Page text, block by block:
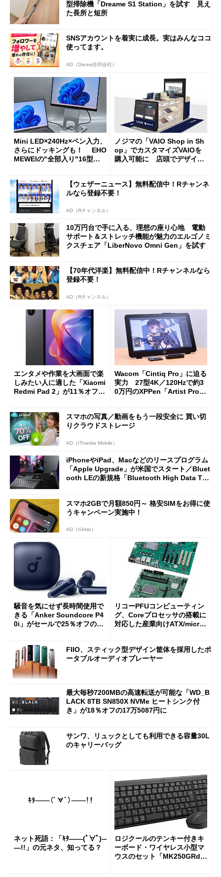
型掃除機「Dreame S1 Station」を試す 見え
た長所と短所
SNSアカウントを着実に成長。実はみんなココ
使ってます。
AD（Dreaw合同会社）
Mini LED×240Hz×ペン入力、
さらにドッキングも！ EHO
MEWEIの"全部入り"16型モ
ノジマの「VAIO Shop in Sh
op」でカスタマイズVAIOを
購入可能に 店頭でデザイン
【ウェザーニュース】無料配信中！Rチャンネ
ルなら登録不要！
AD（Rチャンネル）
10万円台で手に入る、理想の座り心地 電動
サポート＆ストレッチ機能が魅力のエルゴノミ
クスチェア「LiberNovo Omni Gen」を試す
【70年代洋楽】無料配信中！Rチャンネルなら
登録不要！
AD（Rチャンネル）
エンタメや作業を大画面で楽
しみたい人に適した「Xiaomi
Redmi Pad 2」が11％オフの
Wacom「Cintiq Pro」に迫る
実力 27型4K／120Hzで約3
0万円のXPPen「Artist Pro 2
スマホの写真／動画をもう一段安全に 買い切
りクラウドストレージ
AD（ITmedia Mobile）
iPhoneやiPad、Macなどのリースプログラム
「Apple Upgrade」が米国でスタート／Bluet
ooth LEの新規格「Bluetooth High Data Thr
スマホ2GBで月額850円～ 格安SIMをお得に使
うキャンペーン実施中！
AD（IIJmio）
騒音を気にせず長時間使用で
きる「Anker Soundcore P4
0i」がセールで25％オフの59
リコーPFUコンピューティン
グ、Coreプロセッサの搭載に
対応した産業向けATX/micro
FIIO、スティック型デザイン筐体を採用したポ
ータブルオーディオプレーヤー
最大毎秒7200MBの高速転送が可能な「WD_B
LACK 8TB SN850X NVMe ヒートシンク付
き」が18％オフの17万5087円に
サンワ、リュックとしても利用できる容量30L
のキャリーバッグ
ネット死語：「ｷﾀ――(ﾟ∀ﾟ)―
―!!」の元ネタ、知ってる？
ロジクールのテンキー付きキ
ーボード・ワイヤレス小型マ
ウスのセット「MK250GRd」